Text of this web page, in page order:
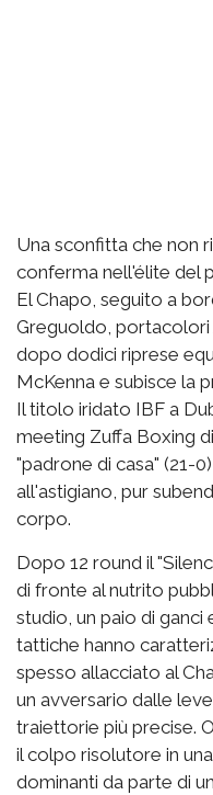
Una sconfitta che non
conferma nell'élite del
El Chapo, seguito a
Greguoldo, portacolori
dopo dodici riprese
McKenna e subisce la
Il titolo iridato IBF a
meeting Zuffa Boxing
"padrone di casa" (21-
all'astigiano, pur
corpo.
Dopo 12 round il
di fronte al nutrito
studio, un paio di ganci
tattiche hanno
spesso allacciato al
un avversario dalle
traiettorie più precise.
il colpo risolutore in
dominanti da parte di